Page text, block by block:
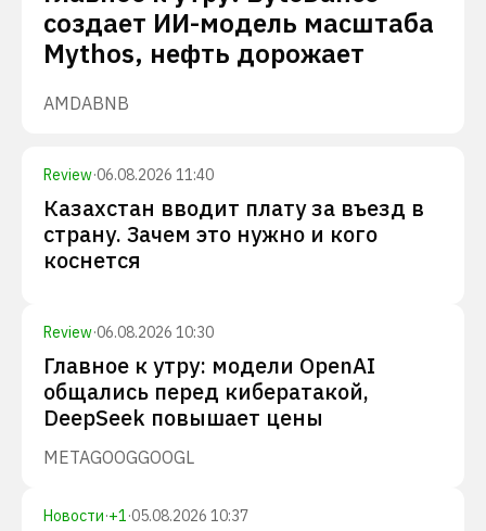
создает ИИ-модель масштаба
Mythos, нефть дорожает
AMDABNB
Review·06.08.2026 11:40
Казахстан вводит плату за въезд в
страну. Зачем это нужно и кого
коснется
Review·06.08.2026 10:30
Главное к утру: модели OpenAI
общались перед кибератакой,
DeepSeek повышает цены
METAGOOGGOOGL
Новости·+1·05.08.2026 10:37